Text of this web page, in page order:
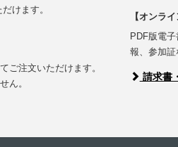
けます。
ご注文いただけます。
ん。
【オンラ
PDF版電
報、参加証
請求書